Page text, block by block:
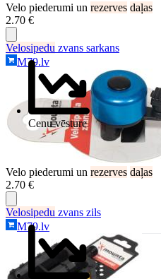
Velo piederumi un rezerves daļas
2.70 €
Cenu vēsture
Velosipedu zvans sarkans
M79.lv
Velo piederumi un rezerves daļas
2.70 €
Velosipedu zvans zils
M79.lv